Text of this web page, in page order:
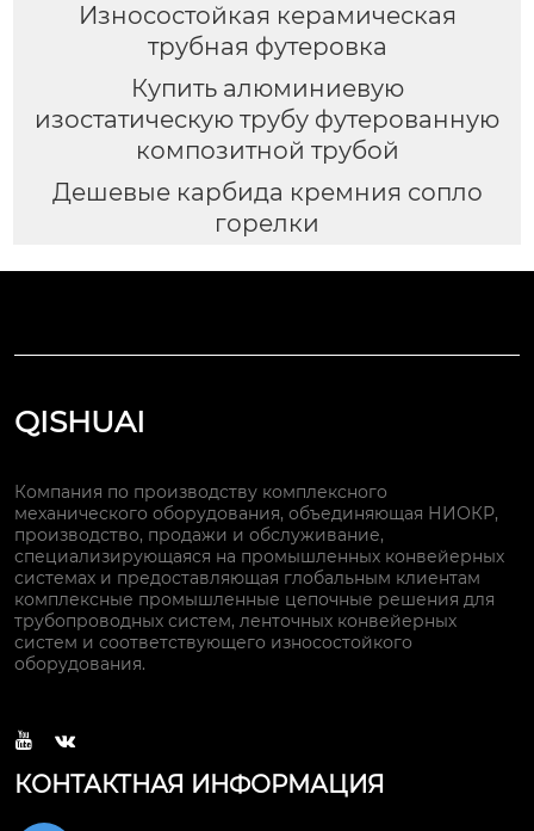
Износостойкая керамическая
трубная футеровка
Купить алюминиевую
изостатическую трубу футерованную
композитной трубой
Дешевые карбида кремния сопло
горелки
QISHUAI
Компания по производству комплексного
механического оборудования, объединяющая НИОКР,
производство, продажи и обслуживание,
специализирующаяся на промышленных конвейерных
системах и предоставляющая глобальным клиентам
комплексные промышленные цепочные решения для
трубопроводных систем, ленточных конвейерных
систем и соответствующего износостойкого
оборудования.
 
КОНТАКТНАЯ ИНФОРМАЦИЯ